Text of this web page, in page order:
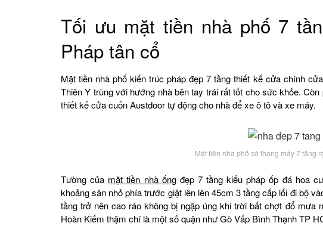
Tối ưu mặt tiền nhà phố 7
Pháp tân cổ
Mặt tiền nhà phố kiến trúc pháp đẹp 7 tầng thiết kế cửa chính
Thiên Y trùng với hướng nhà bên tay trái rất tốt cho sức khỏe.
thiết kế cửa cuốn Austdoor tự động cho nhà để xe ô tô và xe máy.
Mặt tiền nhà phố có thang máy 7 tầng
Tường của mặt tiền nhà ốngđẹp 7 tầng kiểu pháp ốp đá hoa
khoảng sân nhỏ phía trước giật lên lên 45cm 3 tầng cấp lối đi bộ
tầng trở nên cao ráo không bị ngập úng khi trời bất chợt đổ
Hoàn Kiếm thậm chí là một số quận như Gò Vấp Bình Thạnh TP